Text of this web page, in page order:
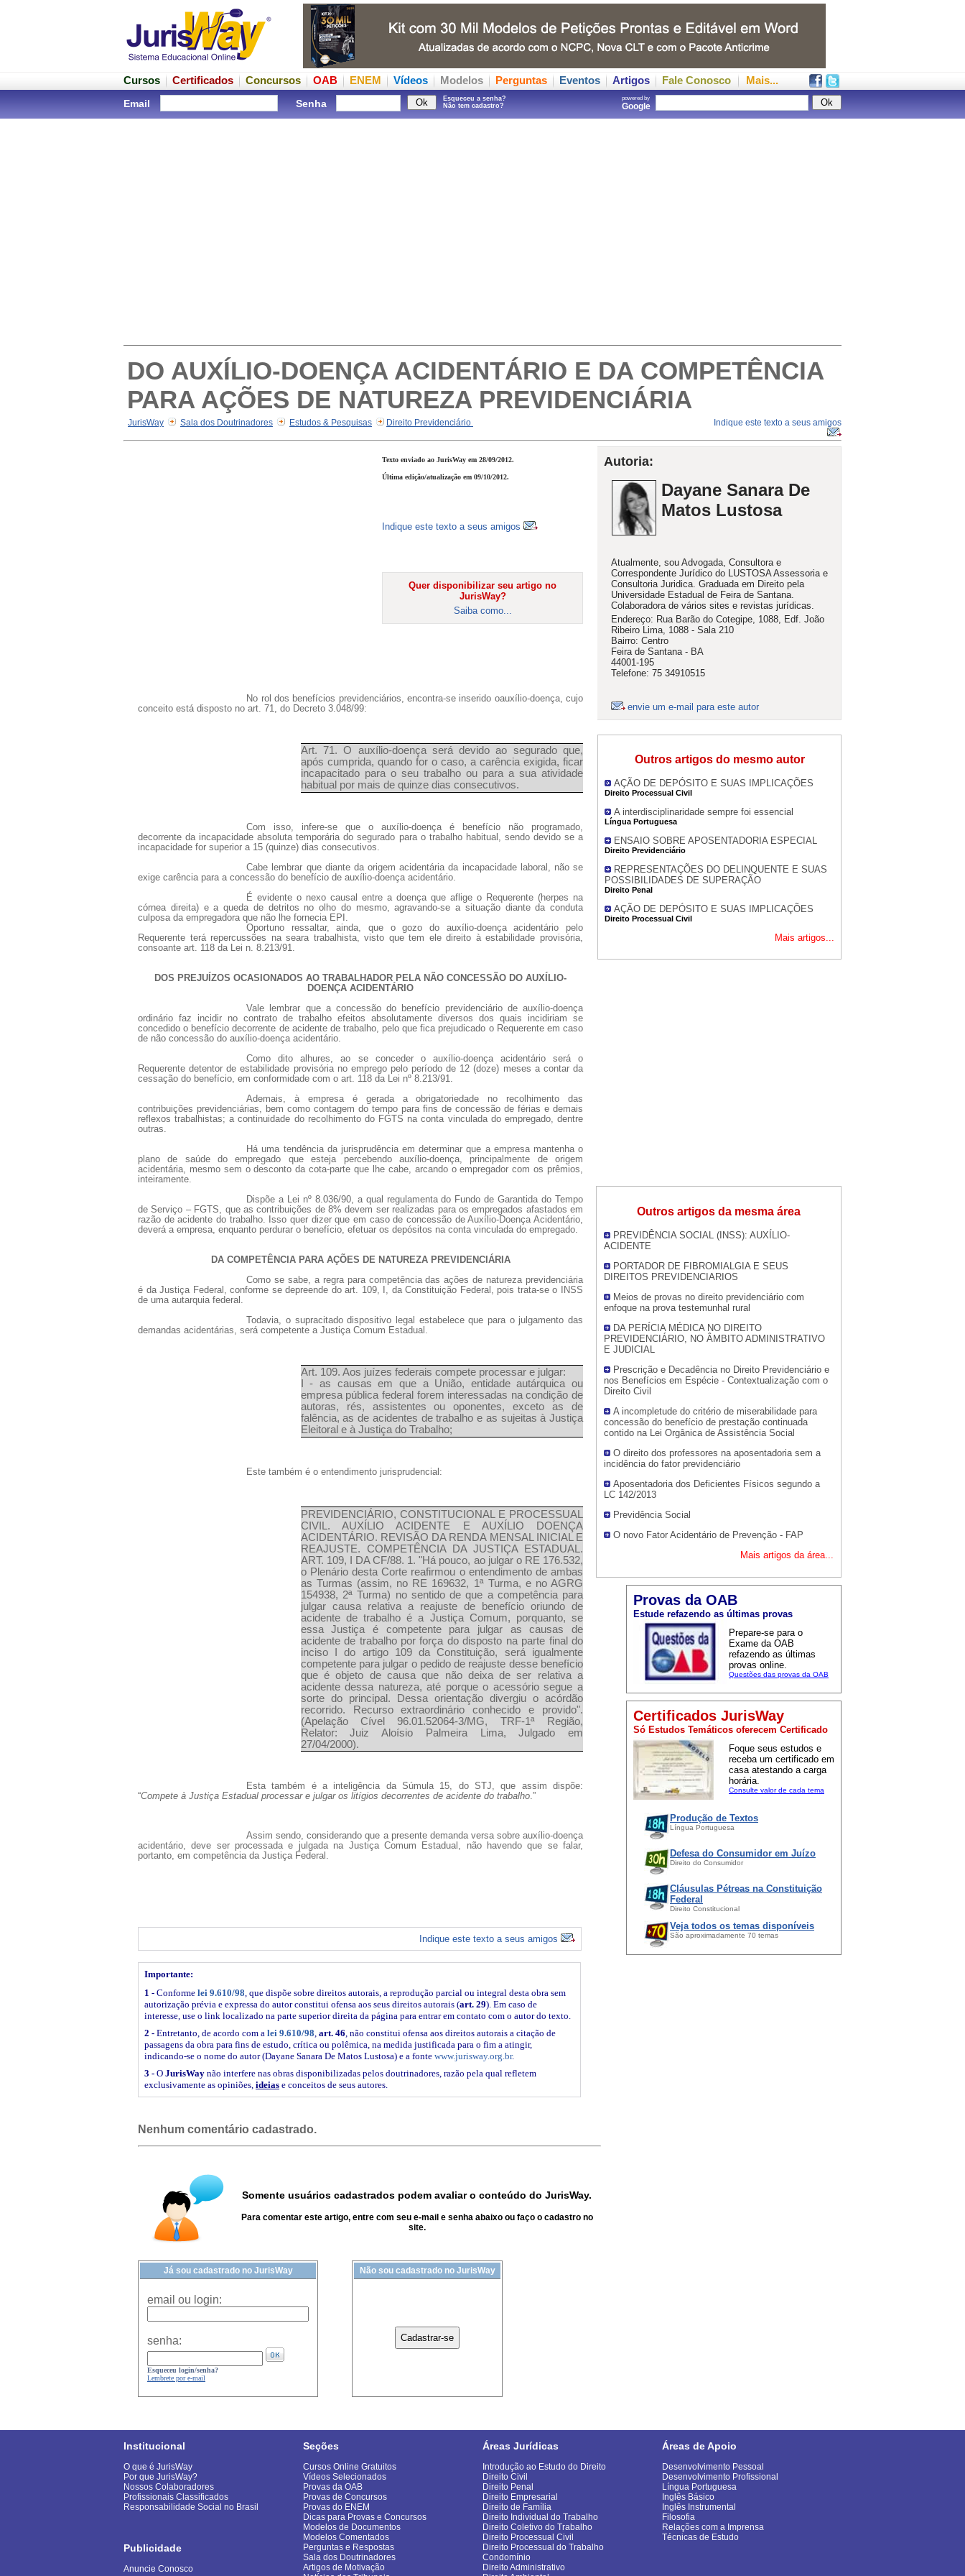
Cursos Certificados Concursos OAB ENEM Vídeos Modelos Perguntas Eventos Artigos Fale Conosco Mais...
Email Senha
Esqueceu a senha?
Não tem cadastro?
powered by
Google
DO AUXÍLIO-DOENÇA ACIDENTÁRIO E DA COMPETÊNCIA
PARA AÇÕES DE NATUREZA PREVIDENCIÁRIA
JurisWay Sala dos Doutrinadores Estudos & Pesquisas Direito Previdenciário Indique este texto a seus amigos
Autoria:
Dayane Sanara De
Matos Lustosa
Atualmente, sou Advogada, Consultora e
Correspondente Jurídico do LUSTOSA Assessoria e
Consultoria Juridica. Graduada em Direito pela
Universidade Estadual de Feira de Santana.
Colaboradora de vários sites e revistas jurídicas.
Endereço: Rua Barão do Cotegipe, 1088, Edf. João
Ribeiro Lima, 1088 - Sala 210
Bairro: Centro
Feira de Santana - BA
44001-195
Telefone: 75 34910515
envie um e-mail para este autor
Outros artigos do mesmo autor
AÇÃO DE DEPÓSITO E SUAS IMPLICAÇÕES
Direito Processual Civil
A interdisciplinaridade sempre foi essencial
Língua Portuguesa
ENSAIO SOBRE APOSENTADORIA ESPECIAL
Direito Previdenciário
REPRESENTAÇÕES DO DELINQUENTE E SUAS
POSSIBILIDADES DE SUPERAÇÃO
Direito Penal
AÇÃO DE DEPÓSITO E SUAS IMPLICAÇÕES
Direito Processual Civil
Mais artigos...
Outros artigos da mesma área
PREVIDÊNCIA SOCIAL (INSS): AUXÍLIO-
ACIDENTE
PORTADOR DE FIBROMIALGIA E SEUS
DIREITOS PREVIDENCIARIOS
Meios de provas no direito previdenciário com
enfoque na prova testemunhal rural
DA PERÍCIA MÉDICA NO DIREITO
PREVIDENCIÁRIO, NO ÂMBITO ADMINISTRATIVO
E JUDICIAL
Prescrição e Decadência no Direito Previdenciário e
nos Benefícios em Espécie - Contextualização com o
Direito Civil
A incompletude do critério de miserabilidade para
concessão do benefício de prestação continuada
contido na Lei Orgânica de Assistência Social
O direito dos professores na aposentadoria sem a
incidência do fator previdenciário
Aposentadoria dos Deficientes Físicos segundo a
LC 142/2013
Previdência Social
O novo Fator Acidentário de Prevenção - FAP
Mais artigos da área...
Provas da OAB
Estude refazendo as últimas provas
Prepare-se para o
Exame da OAB
refazendo as últimas
provas online.
Questões das provas da OAB
Certificados JurisWay
Só Estudos Temáticos oferecem Certificado
Foque seus estudos e
receba um certificado em
casa atestando a carga
horária.
Consulte valor de cada tema
Produção de Textos
Língua Portuguesa
Defesa do Consumidor em Juízo
Direito do Consumidor
Cláusulas Pétreas na Constituição
Federal
Direito Constitucional
Veja todos os temas disponíveis
São aproximadamente 70 temas
Texto enviado ao JurisWay em 28/09/2012.
Última edição/atualização em 09/10/2012.
Indique este texto a seus amigos
Quer disponibilizar seu artigo no
JurisWay?
Saiba como...
No rol dos benefícios previdenciários, encontra-se inserido oauxílio-doença, cujo
conceito está disposto no art. 71, do Decreto 3.048/99:
Art. 71. O auxílio-doença será devido ao segurado que,
após cumprida, quando for o caso, a carência exigida, ficar
incapacitado para o seu trabalho ou para a sua atividade
habitual por mais de quinze dias consecutivos.
Com isso, infere-se que o auxílio-doença é benefício não programado,
decorrente da incapacidade absoluta temporária do segurado para o trabalho habitual, sendo devido se a
incapacidade for superior a 15 (quinze) dias consecutivos.
Cabe lembrar que diante da origem acidentária da incapacidade laboral, não se
exige carência para a concessão do benefício de auxílio-doença acidentário.
É evidente o nexo causal entre a doença que aflige o Requerente (herpes na
córnea direita) e a queda de detritos no olho do mesmo, agravando-se a situação diante da conduta
culposa da empregadora que não lhe fornecia EPI.
Oportuno ressaltar, ainda, que o gozo do auxílio-doença acidentário pelo
Requerente terá repercussões na seara trabalhista, visto que tem ele direito à estabilidade provisória,
consoante art. 118 da Lei n. 8.213/91.
DOS PREJUÍZOS OCASIONADOS AO TRABALHADOR PELA NÃO CONCESSÃO DO AUXÍLIO-
DOENÇA ACIDENTÁRIO
Vale lembrar que a concessão do benefício previdenciário de auxílio-doença
ordinário faz incidir no contrato de trabalho efeitos absolutamente diversos dos quais incidiriam se
concedido o benefício decorrente de acidente de trabalho, pelo que fica prejudicado o Requerente em caso
de não concessão do auxílio-doença acidentário.
Como dito alhures, ao se conceder o auxílio-doença acidentário será o
Requerente detentor de estabilidade provisória no emprego pelo período de 12 (doze) meses a contar da
cessação do benefício, em conformidade com o art. 118 da Lei nº 8.213/91.
Ademais, à empresa é gerada a obrigatoriedade no recolhimento das
contribuições previdenciárias, bem como contagem do tempo para fins de concessão de férias e demais
reflexos trabalhistas; a continuidade do recolhimento do FGTS na conta vinculada do empregado, dentre
outras.
Há uma tendência da jurisprudência em determinar que a empresa mantenha o
plano de saúde do empregado que esteja percebendo auxílio-doença, principalmente de origem
acidentária, mesmo sem o desconto da cota-parte que lhe cabe, arcando o empregador com os prêmios,
inteiramente.
Dispõe a Lei nº 8.036/90, a qual regulamenta do Fundo de Garantida do Tempo
de Serviço – FGTS, que as contribuições de 8% devem ser realizadas para os empregados afastados em
razão de acidente do trabalho. Isso quer dizer que em caso de concessão de Auxílio-Doença Acidentário,
deverá a empresa, enquanto perdurar o benefício, efetuar os depósitos na conta vinculada do empregado.
DA COMPETÊNCIA PARA AÇÕES DE NATUREZA PREVIDENCIÁRIA
Como se sabe, a regra para competência das ações de natureza previdenciária
é da Justiça Federal, conforme se depreende do art. 109, I, da Constituição Federal, pois trata-se o INSS
de uma autarquia federal.
Todavia, o supracitado dispositivo legal estabelece que para o julgamento das
demandas acidentárias, será competente a Justiça Comum Estadual.
Art. 109. Aos juízes federais compete processar e julgar:
I - as causas em que a União, entidade autárquica ou
empresa pública federal forem interessadas na condição de
autoras, rés, assistentes ou oponentes, exceto as de
falência, as de acidentes de trabalho e as sujeitas à Justiça
Eleitoral e à Justiça do Trabalho;
Este também é o entendimento jurisprudencial:
PREVIDENCIÁRIO, CONSTITUCIONAL E PROCESSUAL
CIVIL. AUXÍLIO ACIDENTE E AUXÍLIO DOENÇA
ACIDENTÁRIO. REVISÃO DA RENDA MENSAL INICIAL E
REAJUSTE. COMPETÊNCIA DA JUSTIÇA ESTADUAL.
ART. 109, I DA CF/88. 1. "Há pouco, ao julgar o RE 176.532,
o Plenário desta Corte reafirmou o entendimento de ambas
as Turmas (assim, no RE 169632, 1ª Turma, e no AGRG
154938, 2ª Turma) no sentido de que a competência para
julgar causa relativa a reajuste de benefício oriundo de
acidente de trabalho é a Justiça Comum, porquanto, se
essa Justiça é competente para julgar as causas de
acidente de trabalho por força do disposto na parte final do
inciso I do artigo 109 da Constituição, será igualmente
competente para julgar o pedido de reajuste desse benefício
que é objeto de causa que não deixa de ser relativa a
acidente dessa natureza, até porque o acessório segue a
sorte do principal. Dessa orientação divergiu o acórdão
recorrido. Recurso extraordinário conhecido e provido".
(Apelação Cível 96.01.52064-3/MG, TRF-1ª Região,
Relator: Juiz Aloísio Palmeira Lima, Julgado em
27/04/2000).
Esta também é a inteligência da Súmula 15, do STJ, que assim dispõe:
“Compete à Justiça Estadual processar e julgar os litígios decorrentes de acidente do trabalho.”
Assim sendo, considerando que a presente demanda versa sobre auxílio-doença
acidentário, deve ser processada e julgada na Justiça Comum Estadual, não havendo que se falar,
portanto, em competência da Justiça Federal.
Indique este texto a seus amigos
Importante:
1 - Conforme lei 9.610/98, que dispõe sobre direitos autorais, a reprodução parcial ou integral desta obra sem
autorização prévia e expressa do autor constitui ofensa aos seus direitos autorais (art. 29). Em caso de
interesse, use o link localizado na parte superior direita da página para entrar em contato com o autor do texto.
2 - Entretanto, de acordo com a lei 9.610/98, art. 46, não constitui ofensa aos direitos autorais a citação de
passagens da obra para fins de estudo, crítica ou polêmica, na medida justificada para o fim a atingir,
indicando-se o nome do autor (Dayane Sanara De Matos Lustosa) e a fonte www.jurisway.org.br.
3 - O JurisWay não interfere nas obras disponibilizadas pelos doutrinadores, razão pela qual refletem
exclusivamente as opiniões, ideias e conceitos de seus autores.
Nenhum comentário cadastrado.
Somente usuários cadastrados podem avaliar o conteúdo do JurisWay.
Para comentar este artigo, entre com seu e-mail e senha abaixo ou faço o cadastro no
site.
Já sou cadastrado no JurisWay
email ou login:
senha:
Esqueceu login/senha?
Lembrete por e-mail
Não sou cadastrado no JurisWay
Institucional
O que é JurisWay
Por que JurisWay?
Nossos Colaboradores
Profissionais Classificados
Responsabilidade Social no Brasil
Publicidade
Anuncie Conosco
Seções
Cursos Online Gratuitos
Vídeos Selecionados
Provas da OAB
Provas de Concursos
Provas do ENEM
Dicas para Provas e Concursos
Modelos de Documentos
Modelos Comentados
Perguntas e Respostas
Sala dos Doutrinadores
Artigos de Motivação
Áreas Jurídicas
Introdução ao Estudo do Direito
Direito Civil
Direito Penal
Direito Empresarial
Direito de Família
Direito Individual do Trabalho
Direito Coletivo do Trabalho
Direito Processual Civil
Direito Processual do Trabalho
Condomínio
Direito Administrativo
Áreas de Apoio
Desenvolvimento Pessoal
Desenvolvimento Profissional
Língua Portuguesa
Inglês Básico
Inglês Instrumental
Filosofia
Relações com a Imprensa
Técnicas de Estudo